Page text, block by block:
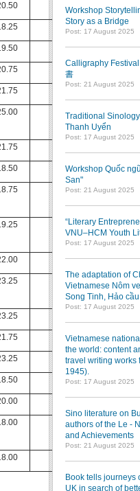
Workshop
Story as a Bridge
Post: 17 August 2025
Calligraphy
書
Post: 21 August 2025
Traditional
Thanh Uyển
Post: 17 August 2025
Workshop Quốc
San"
Post: 21 August 2025
“Literary
VNU–HCM Youth
Post: 17 August 2025
The adaptation of
Vietnamese Nôm
Song Tinh, Hảo
Post: 17 August 2025
Vietnamese
the world: content
travel writing works
1945).
Post: 17 August 2025
Sino literature on
authors of the Le -
and Achievements
Post: 21 August 2025
Book tells journeys
UK in search of